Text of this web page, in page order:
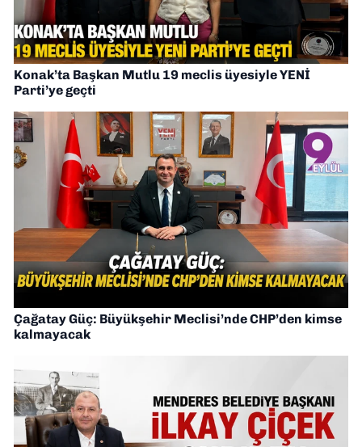
Konak’ta Başkan Mutlu 19 meclis üyesiyle YENİ
Parti’ye geçti
Çağatay Güç: Büyükşehir Meclisi’nde CHP’den kimse
kalmayacak